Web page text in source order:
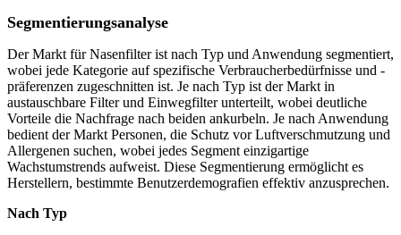
Segmentierungsanalyse
Der Markt für Nasenfilter ist nach Typ und Anwendung segmentiert,
wobei jede Kategorie auf spezifische Verbraucherbedürfnisse und -
präferenzen zugeschnitten ist. Je nach Typ ist der Markt in
austauschbare Filter und Einwegfilter unterteilt, wobei deutliche
Vorteile die Nachfrage nach beiden ankurbeln. Je nach Anwendung
bedient der Markt Personen, die Schutz vor Luftverschmutzung und
Allergenen suchen, wobei jedes Segment einzigartige
Wachstumstrends aufweist. Diese Segmentierung ermöglicht es
Herstellern, bestimmte Benutzerdemografien effektiv anzusprechen.
Nach Typ